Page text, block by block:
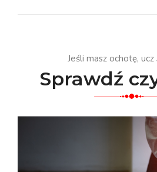
Jeśli masz ochotę, ucz
Sprawdź